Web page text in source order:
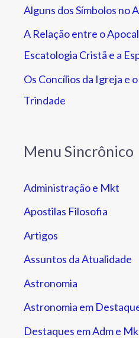
Alguns dos Símbolos no
A Relação entre o
Escatologia Cristã e a
Os Concílios da Igreja e
Trindade
Menu Sincrônico
Administração e Mkt
Apostilas Filosofia
Artigos
Assuntos da Atualidade
Astronomia
Astronomia em
Destaques em Adm e